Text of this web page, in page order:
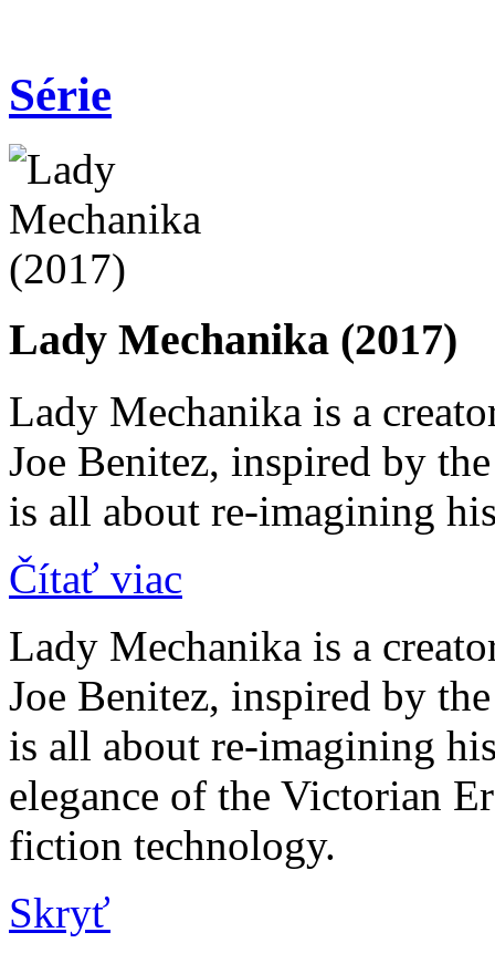
Série
Lady Mechanika (2017)
Lady Mechanika is a
Joe Benitez, inspired by
is all about re-imagining
Čítať viac
Lady Mechanika is a
Joe Benitez, inspired by
is all about re-imagining
elegance of the Victorian
fiction technology.
Skryť